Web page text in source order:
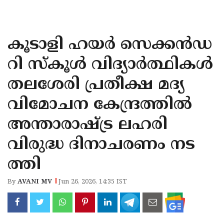
KANNUR
KASARAGOD
കൂടാളി ഹയർ സെക്കൻഡ
റി സ്‌കൂൾ വിദ്യാർത്ഥികൾ
തലശേരി പ്രതീക്ഷ മദ്യ
വിമോചന കേന്ദ്രത്തിൽ
അന്താരാഷ്ട്ര ലഹരി
വിരുദ്ധ ദിനാചരണം നട
ത്തി ​​​​​​​
ByAVANI MV Jun 26, 2026, 14:35 IST